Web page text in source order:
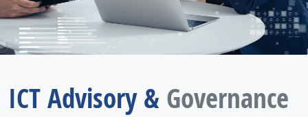
ICT Advisory & Governance